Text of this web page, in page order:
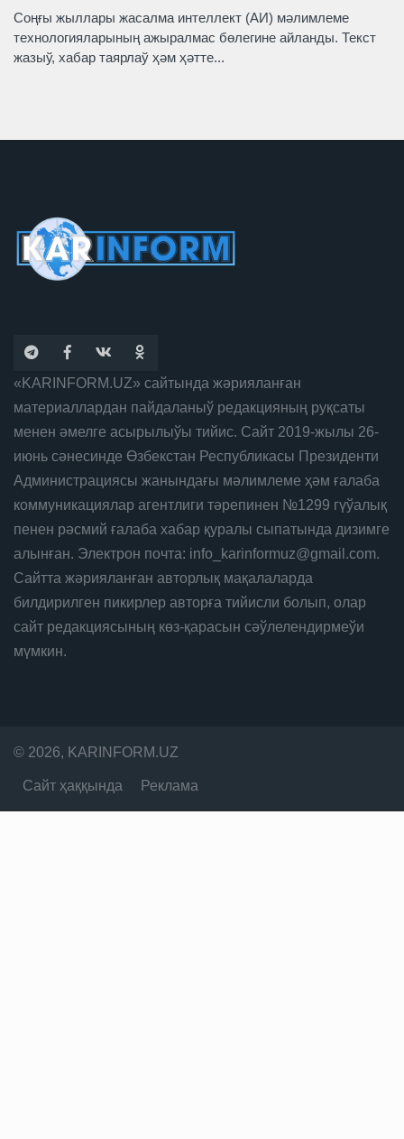
Соңғы жыллары жасалма интеллект (АИ) мәлимлеме
технологияларының ажыралмас бөлегине айланды. Текст
жазыў, хабар таярлаў ҳәм ҳәтте...
«KARINFORM.UZ» сайтында жәрияланған
материаллардан пайдаланыў редакцияның руқсаты
менен әмелге асырылыўы тийис. Сайт 2019-жылы 26-
июнь сәнесинде Өзбекстан Республикасы Президенти
Администрациясы жанындағы мәлимлеме ҳәм ғалаба
коммуникациялар агентлиги тәрепинен №1299 гүўалық
пенен рәсмий ғалаба хабар қуралы сыпатында дизимге
алынған. Электрон почта: info_karinformuz@gmail.com.
Сайтта жәрияланған авторлық мақалаларда
билдирилген пикирлер авторға тийисли болып, олар
сайт редакциясының көз-қарасын сәўлелендирмеўи
мүмкин.
© 2026, KARINFORM.UZ
Сайт ҳаққында Реклама